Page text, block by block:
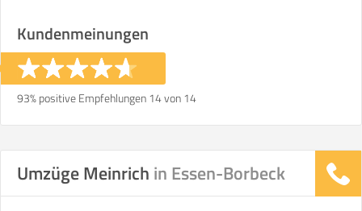
Kundenmeinungen
93% positive Empfehlungen 14 von 14
Umzüge Meinrich in Essen-Borbeck